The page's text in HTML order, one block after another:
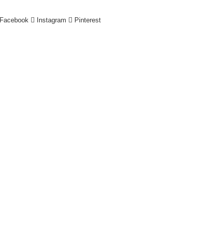
Facebook Instagram Pinterest